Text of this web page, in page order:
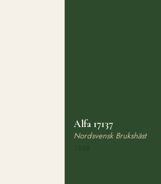
Alfa 17137
Nordsvensk Brukshäst